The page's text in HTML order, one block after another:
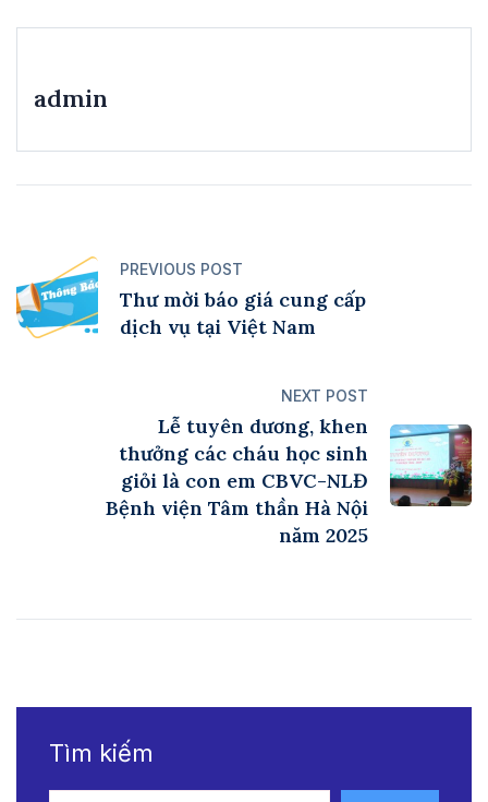
admin
PREVIOUS POST
Thư mời báo giá cung cấp
dịch vụ tại Việt Nam
NEXT POST
Lễ tuyên dương, khen
thưởng các cháu học sinh
giỏi là con em CBVC-NLĐ
Bệnh viện Tâm thần Hà Nội
năm 2025
Tìm kiếm